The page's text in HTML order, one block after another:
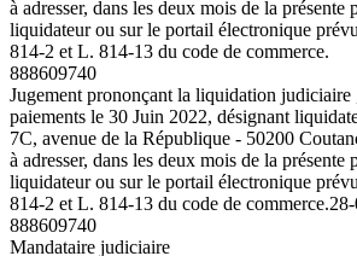
à adresser, dans les deux mois de la présente
liquidateur ou sur le portail électronique
814-2 et L. 814-13 du code de commerce.
888609740
Jugement prononçant la liquidation judiciaire
paiements le 30 Juin 2022, désignant
7C, avenue de la République - 50200
à adresser, dans les deux mois de la présente
liquidateur ou sur le portail électronique
814-2 et L. 814-13 du code de commerce.
888609740
Mandataire judiciaire